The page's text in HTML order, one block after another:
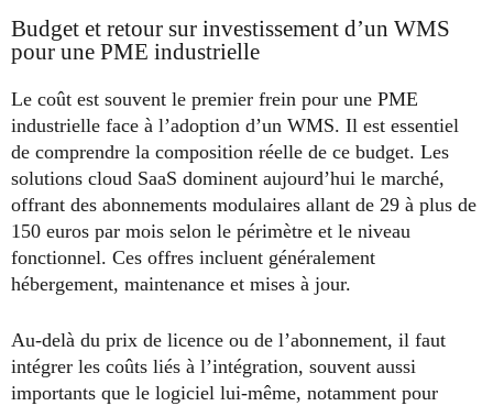
Budget et retour sur investissement d’un WMS
pour une PME industrielle
Le coût est souvent le premier frein pour une PME
industrielle face à l’adoption d’un WMS. Il est essentiel
de comprendre la composition réelle de ce budget. Les
solutions cloud SaaS dominent aujourd’hui le marché,
offrant des abonnements modulaires allant de 29 à plus de
150 euros par mois selon le périmètre et le niveau
fonctionnel. Ces offres incluent généralement
hébergement, maintenance et mises à jour.
Au-delà du prix de licence ou de l’abonnement, il faut
intégrer les coûts liés à l’intégration, souvent aussi
importants que le logiciel lui-même, notamment pour